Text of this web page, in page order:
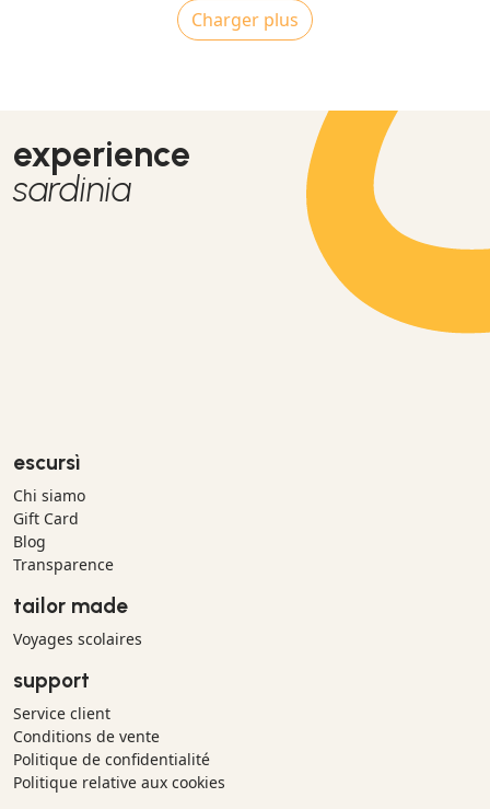
Charger plus
experience
sardinia
escursì
Chi siamo
Gift Card
Blog
Transparence
tailor made
Voyages scolaires
support
Service client
Conditions de vente
Politique de confidentialité
Politique relative aux cookies